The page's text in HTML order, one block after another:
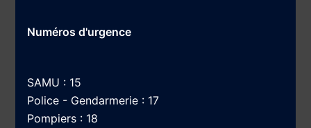
Numéros d'urgence
SAMU : 15
Police - Gendarmerie : 17
Pompiers : 18